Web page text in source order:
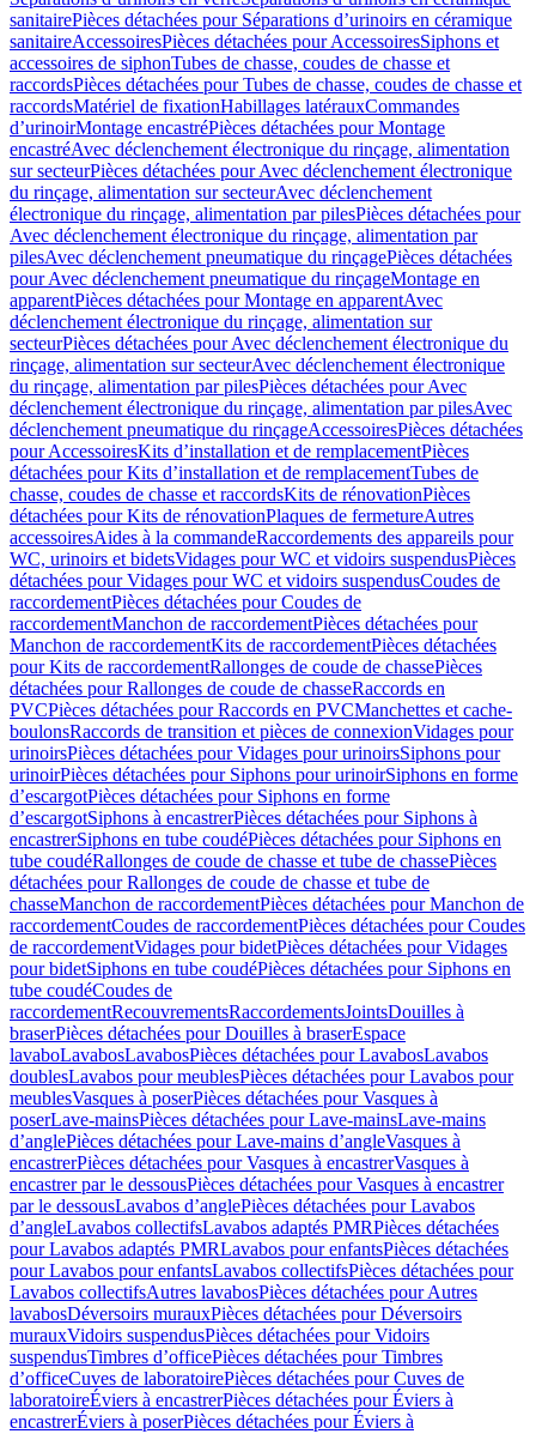
sanitairePièces détachées pour Séparations d’urinoirs en céramique
sanitaireAccessoiresPièces détachées pour AccessoiresSiphons et
accessoires de siphonTubes de chasse, coudes de chasse et
raccordsPièces détachées pour Tubes de chasse, coudes de chasse et
raccordsMatériel de fixationHabillages latérauxCommandes
dʼurinoirMontage encastréPièces détachées pour Montage
encastréAvec déclenchement électronique du rinçage, alimentation
sur secteurPièces détachées pour Avec déclenchement électronique
du rinçage, alimentation sur secteurAvec déclenchement
électronique du rinçage, alimentation par pilesPièces détachées pour
Avec déclenchement électronique du rinçage, alimentation par
pilesAvec déclenchement pneumatique du rinçagePièces détachées
pour Avec déclenchement pneumatique du rinçageMontage en
apparentPièces détachées pour Montage en apparentAvec
déclenchement électronique du rinçage, alimentation sur
secteurPièces détachées pour Avec déclenchement électronique du
rinçage, alimentation sur secteurAvec déclenchement électronique
du rinçage, alimentation par pilesPièces détachées pour Avec
déclenchement électronique du rinçage, alimentation par pilesAvec
déclenchement pneumatique du rinçageAccessoiresPièces détachées
pour AccessoiresKits d’installation et de remplacementPièces
détachées pour Kits d’installation et de remplacementTubes de
chasse, coudes de chasse et raccordsKits de rénovationPièces
détachées pour Kits de rénovationPlaques de fermetureAutres
accessoiresAides à la commandeRaccordements des appareils pour
WC, urinoirs et bidetsVidages pour WC et vidoirs suspendusPièces
détachées pour Vidages pour WC et vidoirs suspendusCoudes de
raccordementPièces détachées pour Coudes de
raccordementManchon de raccordementPièces détachées pour
Manchon de raccordementKits de raccordementPièces détachées
pour Kits de raccordementRallonges de coude de chassePièces
détachées pour Rallonges de coude de chasseRaccords en
PVCPièces détachées pour Raccords en PVCManchettes et cache-
boulonsRaccords de transition et pièces de connexionVidages pour
urinoirsPièces détachées pour Vidages pour urinoirsSiphons pour
urinoirPièces détachées pour Siphons pour urinoirSiphons en forme
d’escargotPièces détachées pour Siphons en forme
d’escargotSiphons à encastrerPièces détachées pour Siphons à
encastrerSiphons en tube coudéPièces détachées pour Siphons en
tube coudéRallonges de coude de chasse et tube de chassePièces
détachées pour Rallonges de coude de chasse et tube de
chasseManchon de raccordementPièces détachées pour Manchon de
raccordementCoudes de raccordementPièces détachées pour Coudes
de raccordementVidages pour bidetPièces détachées pour Vidages
pour bidetSiphons en tube coudéPièces détachées pour Siphons en
tube coudéCoudes de
raccordementRecouvrementsRaccordementsJointsDouilles à
braserPièces détachées pour Douilles à braserEspace
lavaboLavabosLavabosPièces détachées pour LavabosLavabos
doublesLavabos pour meublesPièces détachées pour Lavabos pour
meublesVasques à poserPièces détachées pour Vasques à
poserLave-mainsPièces détachées pour Lave-mainsLave-mains
d’anglePièces détachées pour Lave-mains d’angleVasques à
encastrerPièces détachées pour Vasques à encastrerVasques à
encastrer par le dessousPièces détachées pour Vasques à encastrer
par le dessousLavabos d’anglePièces détachées pour Lavabos
d’angleLavabos collectifsLavabos adaptés PMRPièces détachées
pour Lavabos adaptés PMRLavabos pour enfantsPièces détachées
pour Lavabos pour enfantsLavabos collectifsPièces détachées pour
Lavabos collectifsAutres lavabosPièces détachées pour Autres
lavabosDéversoirs murauxPièces détachées pour Déversoirs
murauxVidoirs suspendusPièces détachées pour Vidoirs
suspendusTimbres dʼofficePièces détachées pour Timbres
dʼofficeCuves de laboratoirePièces détachées pour Cuves de
laboratoireÉviers à encastrerPièces détachées pour Éviers à
encastrerÉviers à poserPièces détachées pour Éviers à